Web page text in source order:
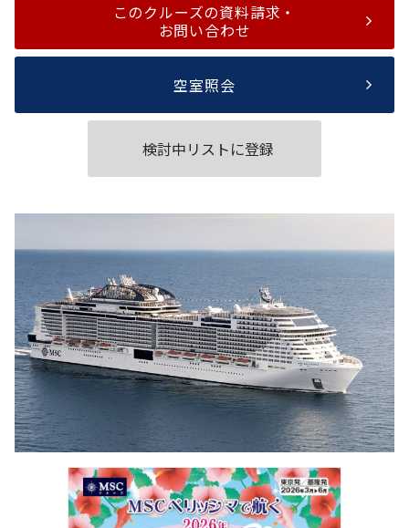
このクルーズの資料請求・
お問い合わせ
空室照会
検討中リストに登録